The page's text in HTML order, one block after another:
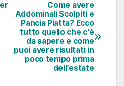
Come avere
Addominali Scolpiti e
Pancia Piatta? Ecco
tutto quello che c’è
da sapere e come
puoi avere risultati in
poco tempo prima
dell’estate